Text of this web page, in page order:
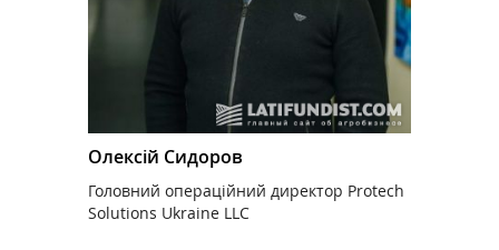
Олексій Сидоров
Головний операційний директор Protech
Solutions Ukraine LLC